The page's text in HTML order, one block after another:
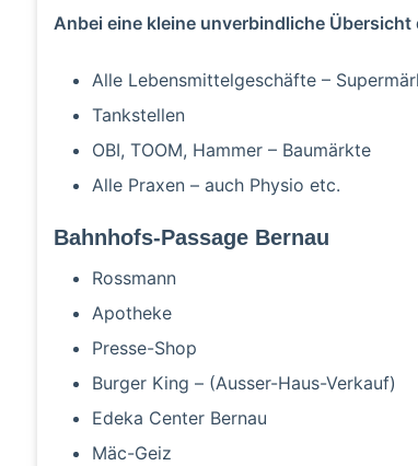
Anbei eine kleine unverbindliche
Alle Lebensmittelgeschäfte –
Tankstellen
OBI, TOOM, Hammer – Baumärkte
Alle Praxen – auch Physio etc.
Bahnhofs-Passage Bernau
Rossmann
Apotheke
Presse-Shop
Burger King – (Ausser-Haus-Verkauf)
Edeka Center Bernau
Mäc-Geiz